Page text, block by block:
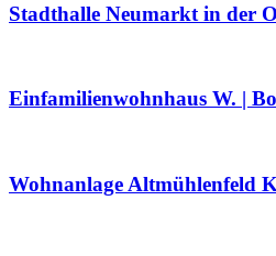
Stadthalle Neumarkt in der
Einfamilienwohnhaus W. |
Wohnanlage Altmühlenfeld